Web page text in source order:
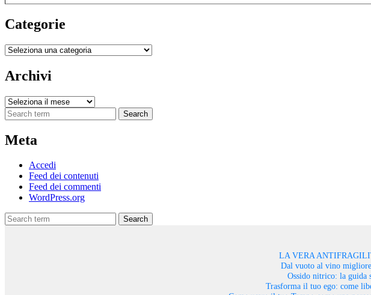
Categorie
Categorie
Archivi
Archivi
Search
Meta
Accedi
Feed dei contenuti
Feed dei commenti
WordPress.org
Search
LA VERA
Dal vuoto al vino
Ossido nitrico: la guida
Trasforma il tuo ego: come